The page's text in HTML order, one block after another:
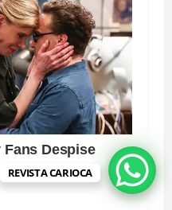
REVISTA CARIOCA